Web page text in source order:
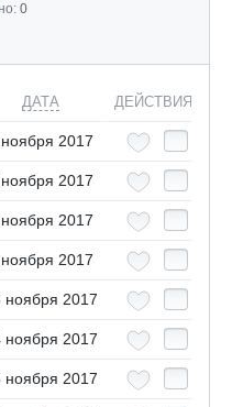
0
ДАТА ДЕЙСТВИЯ
2017
2017
2017
2017
ноября 2017
ноября 2017
ноября 2017